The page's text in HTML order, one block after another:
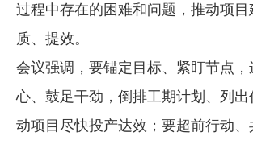
过程中存在的困难和问题，推动项目
质、提效。
会议强调，要锚定目标、紧盯节点
心、鼓足干劲，倒排工期计划、列出
动项目尽快投产达效；要超前行动、